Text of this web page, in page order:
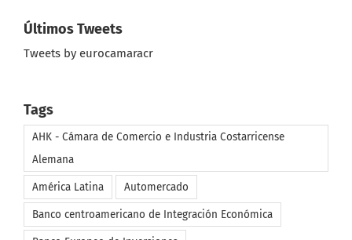
Últimos Tweets
Tweets by eurocamaracr
Tags
AHK - Cámara de Comercio e Industria Costarricense
Alemana
América Latina Automercado
Banco centroamericano de Integración Económica